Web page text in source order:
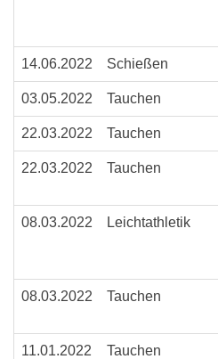
14.06.2022 Schießen
03.05.2022 Tauchen
22.03.2022 Tauchen
22.03.2022 Tauchen
08.03.2022 Leichtathletik
08.03.2022 Tauchen
11.01.2022 Tauchen